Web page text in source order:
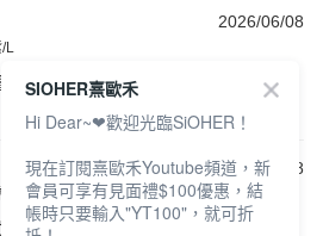
2026/06/08
L
衣穿起來很合身又很舒服，不會很悶
2026/06/08
大或太小，後來穿起來覺得很舒服、
SIOHER熹歐禾
Hi Dear~❤歡迎光臨SiOHER！
現在訂閱熹歐禾Youtube頻道，新
會員可享有見面禮$100優惠，結
帳時只要輸入"YT100"，就可折